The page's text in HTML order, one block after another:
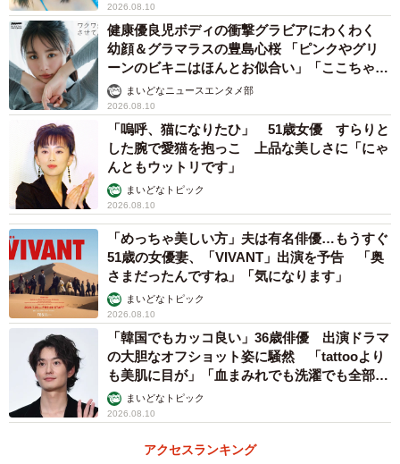
2026.08.10
健康優良児ボディの衝撃グラビアにわくわく
幼顔＆グラマラスの豊島心桜 「ピンクやグリ
ーンのビキニはほんとお似合い」「ここちゃん
天使 また可愛くなった」
まいどなニュースエンタメ部
2026.08.10
「嗚呼、猫になりたひ」 51歳女優 すらりと
した腕で愛猫を抱っこ 上品な美しさに「にゃ
んともウットリです」
まいどなトピック
2026.08.10
「めっちゃ美しい方」夫は有名俳優…もうすぐ
51歳の女優妻、「VIVANT」出演を予告 「奥
さまだったんですね」「気になります」
まいどなトピック
2026.08.10
「韓国でもカッコ良い」36歳俳優 出演ドラマ
の大胆なオフショット姿に騒然 「tattooより
も美肌に目が」「血まみれでも洗濯でも全部か
っこいい」
まいどなトピック
2026.08.10
アクセスランキング